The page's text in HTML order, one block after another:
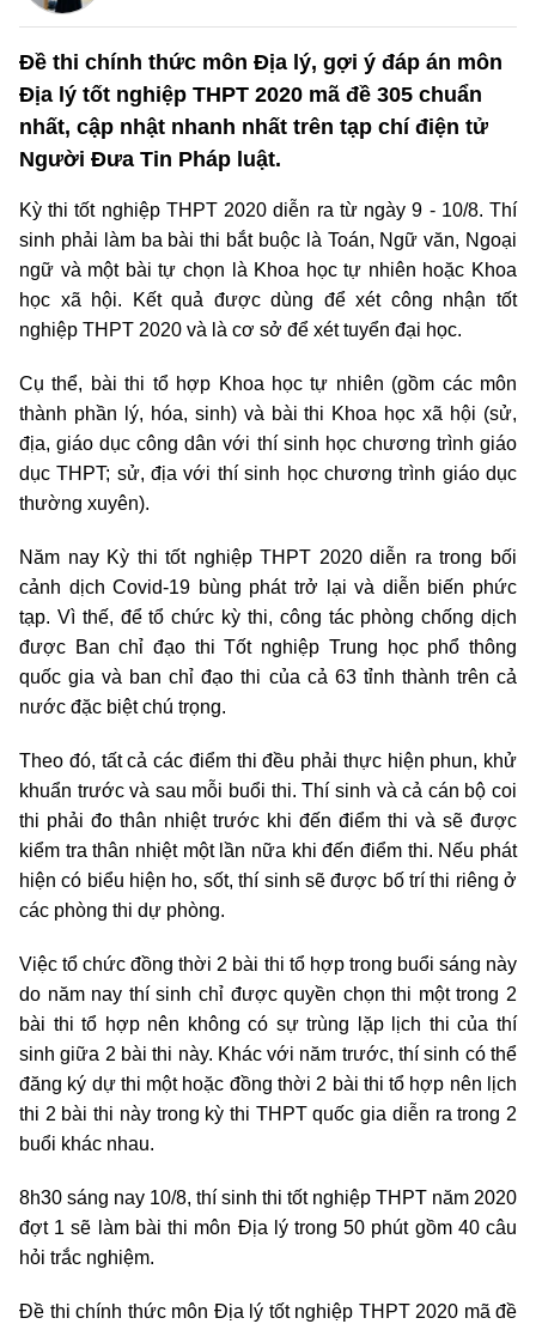
Đề thi chính thức môn Địa lý, gợi ý đáp án môn
Địa lý tốt nghiệp THPT 2020 mã đề 305 chuẩn
nhất, cập nhật nhanh nhất trên tạp chí điện tử
Người Đưa Tin Pháp luật.
Kỳ thi tốt nghiệp THPT 2020 diễn ra từ ngày 9 - 10/8. Thí
sinh phải làm ba bài thi bắt buộc là Toán, Ngữ văn, Ngoại
ngữ và một bài tự chọn là Khoa học tự nhiên hoặc Khoa
học xã hội. Kết quả được dùng để xét công nhận tốt
nghiệp THPT 2020 và là cơ sở để xét tuyển đại học.
Cụ thể, bài thi tổ hợp Khoa học tự nhiên (gồm các môn
thành phần lý, hóa, sinh) và bài thi Khoa học xã hội (sử,
địa, giáo dục công dân với thí sinh học chương trình giáo
dục THPT; sử, địa với thí sinh học chương trình giáo dục
thường xuyên).
Năm nay Kỳ thi tốt nghiệp THPT 2020 diễn ra trong bối
cảnh dịch Covid-19 bùng phát trở lại và diễn biến phức
tạp. Vì thế, để tổ chức kỳ thi, công tác phòng chống dịch
được Ban chỉ đạo thi Tốt nghiệp Trung học phổ thông
quốc gia và ban chỉ đạo thi của cả 63 tỉnh thành trên cả
nước đặc biệt chú trọng.
Theo đó, tất cả các điểm thi đều phải thực hiện phun, khử
khuẩn trước và sau mỗi buổi thi. Thí sinh và cả cán bộ coi
thi phải đo thân nhiệt trước khi đến điểm thi và sẽ được
kiểm tra thân nhiệt một lần nữa khi đến điểm thi. Nếu phát
hiện có biểu hiện ho, sốt, thí sinh sẽ được bố trí thi riêng ở
các phòng thi dự phòng.
Việc tổ chức đồng thời 2 bài thi tổ hợp trong buổi sáng này
do năm nay thí sinh chỉ được quyền chọn thi một trong 2
bài thi tổ hợp nên không có sự trùng lặp lịch thi của thí
sinh giữa 2 bài thi này. Khác với năm trước, thí sinh có thể
đăng ký dự thi một hoặc đồng thời 2 bài thi tổ hợp nên lịch
thi 2 bài thi này trong kỳ thi THPT quốc gia diễn ra trong 2
buổi khác nhau.
8h30 sáng nay 10/8, thí sinh thi tốt nghiệp THPT năm 2020
đợt 1 sẽ làm bài thi môn Địa lý trong 50 phút gồm 40 câu
hỏi trắc nghiệm.
Đề thi chính thức môn Địa lý tốt nghiệp THPT 2020 mã đề